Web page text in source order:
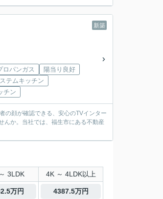
新築
ロパンガス
陽当り良好
テムキッチン
チン
の顔が確認できる、安心のTVインター
んか。当社では、福生市にある不動産
3LDK 4K ～ 4LDK以上
万円 4387.5万円